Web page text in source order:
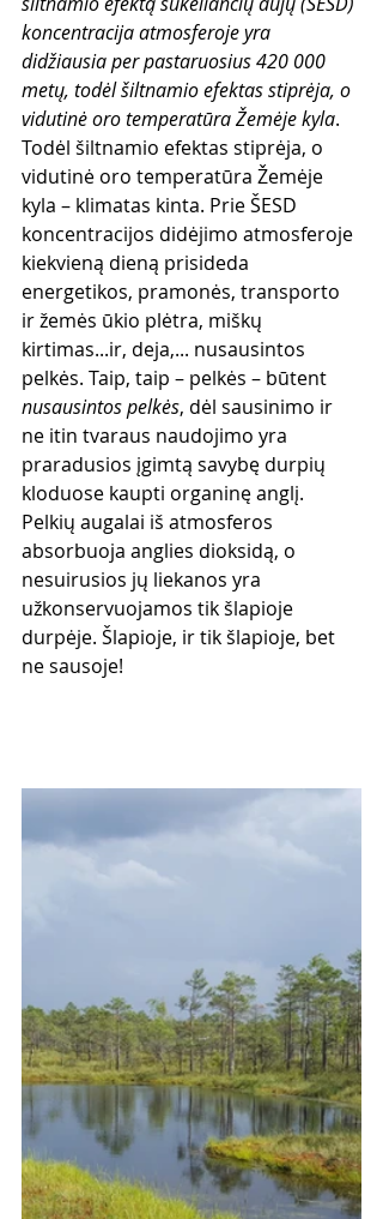
koncentracija atmosferoje yra
didžiausia per pastaruosius 420 000
metų, todėl šiltnamio efektas stiprėja, o
vidutinė oro temperatūra Žemėje kyla.
Todėl šiltnamio efektas stiprėja, o
vidutinė oro temperatūra Žemėje
kyla – klimatas kinta. Prie ŠESD
koncentracijos didėjimo atmosferoje
kiekvieną dieną prisideda
energetikos, pramonės, transporto
ir žemės ūkio plėtra, miškų
kirtimas...ir, deja,... nusausintos
pelkės. Taip, taip – pelkės – būtent
nusausintos pelkės, dėl sausinimo ir
ne itin tvaraus naudojimo yra
praradusios įgimtą savybę durpių
kloduose kaupti organinę anglį.
Pelkių augalai iš atmosferos
absorbuoja anglies dioksidą, o
nesuirusios jų liekanos yra
užkonservuojamos tik šlapioje
durpėje. Šlapioje, ir tik šlapioje, bet
ne sausoje!